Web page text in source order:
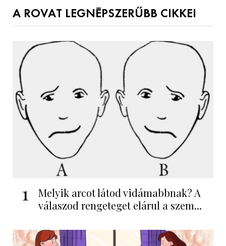
A ROVAT LEGNÉPSZERŰBB CIKKEI
1
Melyik arcot látod vidámabbnak? A
válaszod rengeteget elárul a szem...